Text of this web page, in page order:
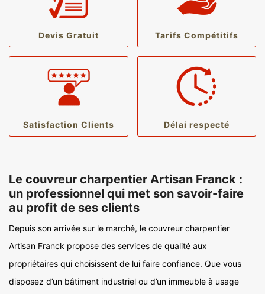
Devis Gratuit Tarifs Compétitifs
Satisfaction Clients Délai respecté
Le couvreur charpentier Artisan Franck :
un professionnel qui met son savoir-faire
au profit de ses clients
Depuis son arrivée sur le marché, le couvreur charpentier
Artisan Franck propose des services de qualité aux
propriétaires qui choisissent de lui faire confiance. Que vous
disposez d’un bâtiment industriel ou d’un immeuble à usage